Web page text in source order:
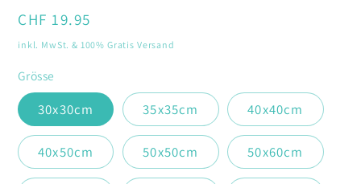
Normaler
Preis
CHF 19.95
inkl. MwSt. & 100% Gratis Versand
Grösse
30x30cm 35x35cm 40x40cm
40x50cm 50x50cm 50x60cm